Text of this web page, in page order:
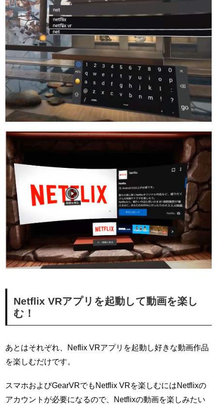
Netflix VRアプリを起動して動画を楽し
む！
あとはそれぞれ、Neflix VRアプリを起動し好きな動画作品
を楽しむだけです。
スマホおよびGearVRでもNetflix VRを楽しむにはNetflixの
アカウントが必要になるので、Netflixの動画を楽しみたい